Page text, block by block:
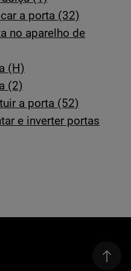
a porta (32)
no aparelho de
(H)
(2)
a porta (52)
e inverter portas